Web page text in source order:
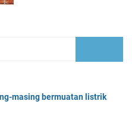
masing bermuatan listrik